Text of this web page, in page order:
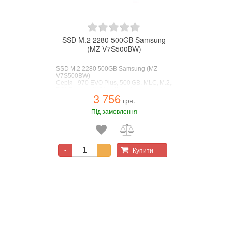
SSD M.2 2280 500GB Samsung
(MZ-V7S500BW)
SSD M.2 2280 500GB Samsung (MZ-
V7S500BW)
Серія - 970 EVO Plus, 500 GB, MLC, M.2,
3500 Mb/s, Швидкість запису - 3200
Mb/s, 80.15 x 22.15 x 2.38 мм, 8 г
3 756грн.
Під замовлення
- + Купити